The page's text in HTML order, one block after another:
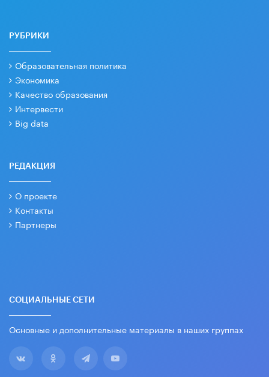
РУБРИКИ
Образовательная политика
Экономика
Качество образования
Интервести
Big data
РЕДАКЦИЯ
О проекте
Контакты
Партнеры
СОЦИАЛЬНЫЕ СЕТИ
Основные и дополнительные материалы в наших группах